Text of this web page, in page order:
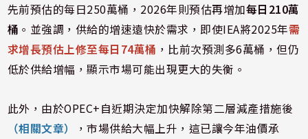
先前預估的每日250萬桶，2026年則預估再增加每日210萬
桶 。並強調，供給的增速遠快於需求，即使IEA將2025年需
求增長預估上修至每日74萬桶 ，比前次預測多6萬桶，但仍
低於供給增幅，顯示市場可能出現更大的失衡。
此外，由於OPEC+自近期決定加快解除第二層減產措施後
（相關文章）
，市場供給大幅上升，這已讓今年油價承